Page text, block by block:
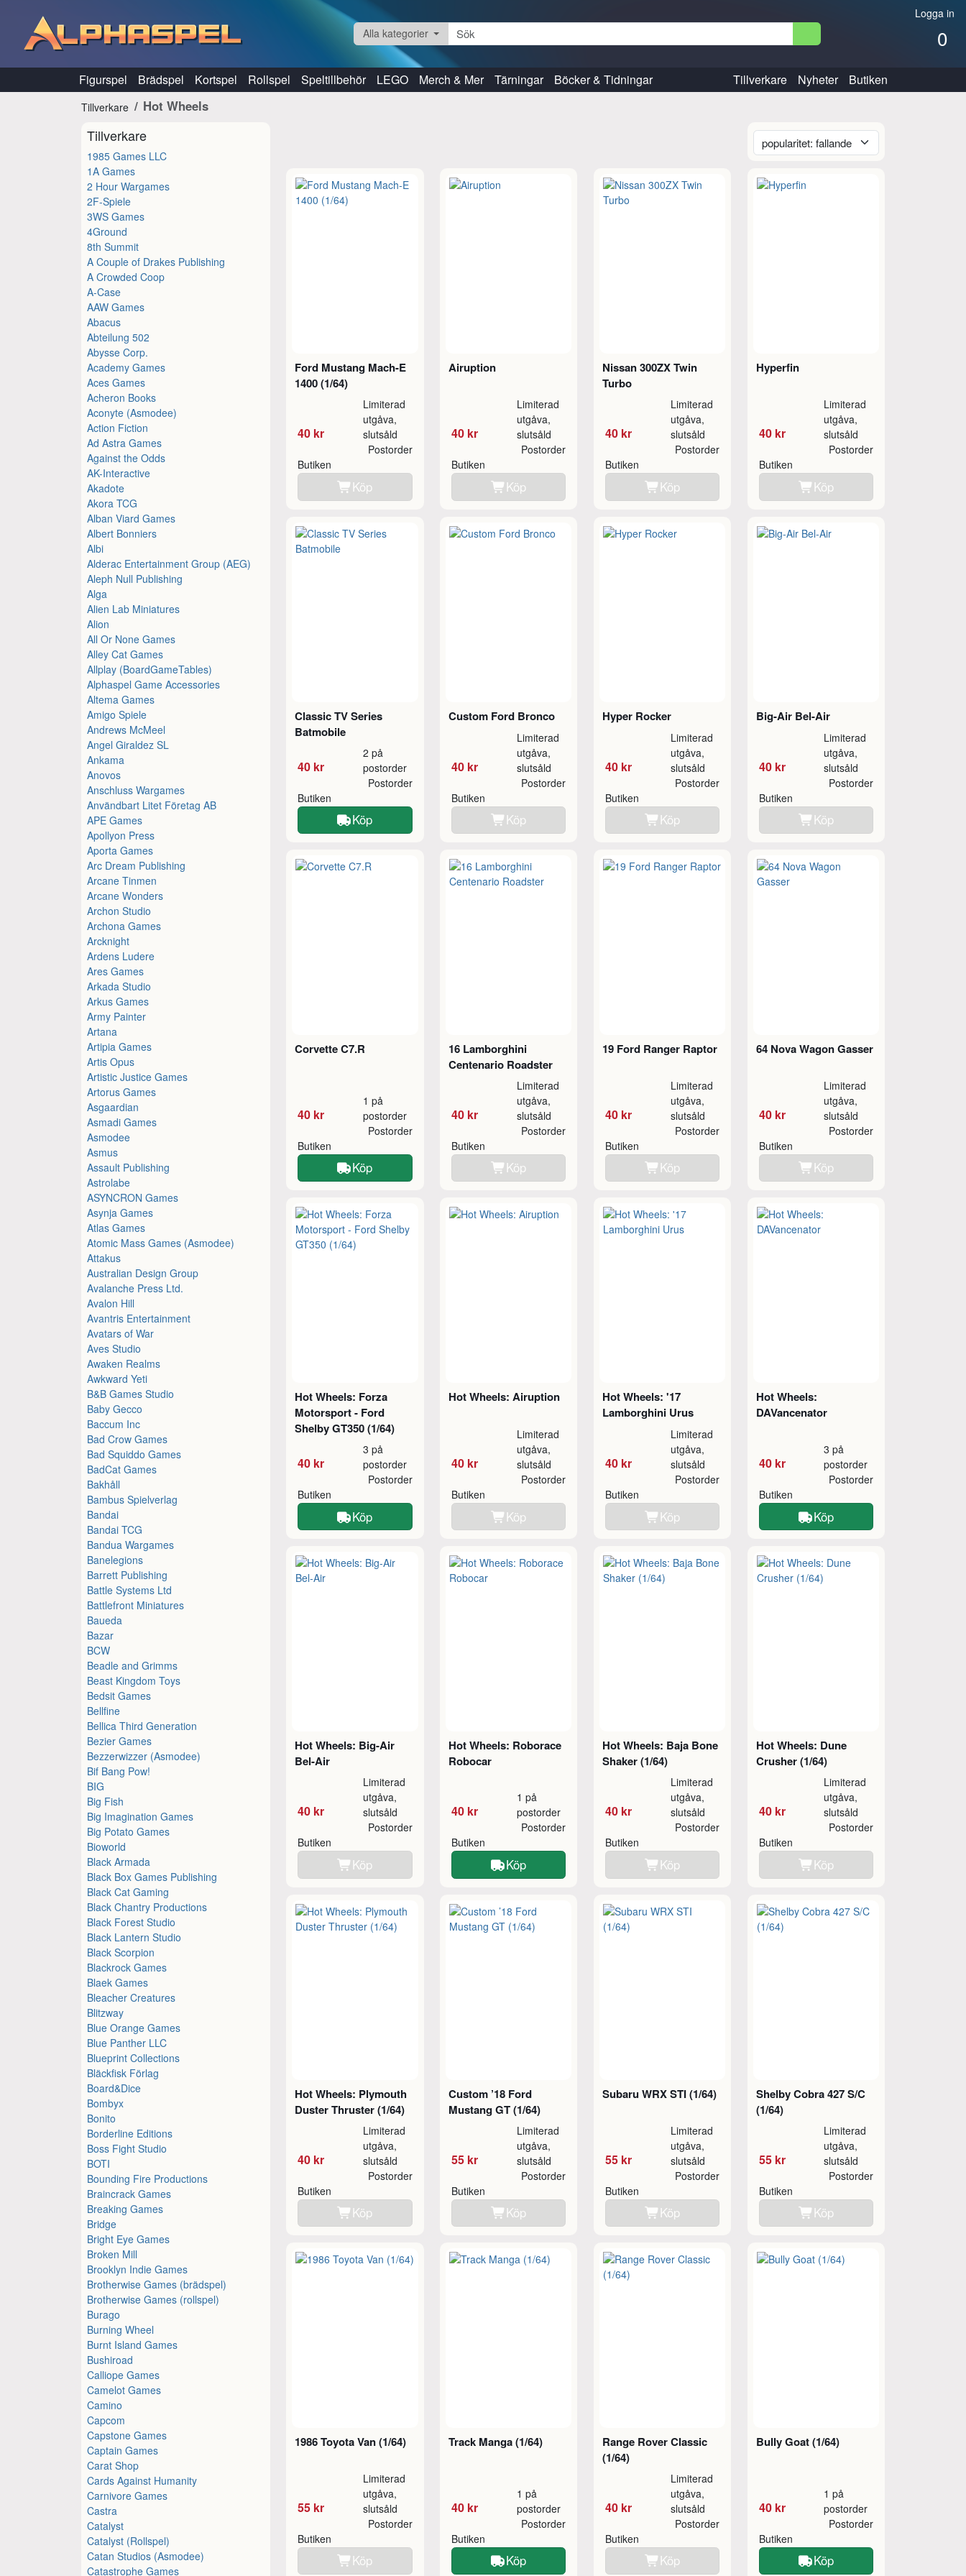
Logga in
0
Alla kategorier
Figurspel Brädspel Kortspel Rollspel Speltillbehör LEGO Merch & Mer Tärningar Böcker & Tidningar Tillverkare Nyheter Butiken
Tillverkare Hot Wheels
Tillverkare
1985 Games LLC
1A Games
2 Hour Wargames
2F-Spiele
3WS Games
4Ground
8th Summit
A Couple of Drakes Publishing
A Crowded Coop
A-Case
AAW Games
Abacus
Abteilung 502
Abysse Corp.
Academy Games
Aces Games
Acheron Books
Aconyte (Asmodee)
Action Fiction
Ad Astra Games
Against the Odds
AK-Interactive
Akadote
Akora TCG
Alban Viard Games
Albert Bonniers
Albi
Alderac Entertainment Group (AEG)
Aleph Null Publishing
Alga
Alien Lab Miniatures
Alion
All Or None Games
Alley Cat Games
Allplay (BoardGameTables)
Alphaspel Game Accessories
Altema Games
Amigo Spiele
Andrews McMeel
Angel Giraldez SL
Ankama
Anovos
Anschluss Wargames
Användbart Litet Företag AB
APE Games
Apollyon Press
Aporta Games
Arc Dream Publishing
Arcane Tinmen
Arcane Wonders
Archon Studio
Archona Games
Arcknight
Ardens Ludere
Ares Games
Arkada Studio
Arkus Games
Army Painter
Artana
Artipia Games
Artis Opus
Artistic Justice Games
Artorus Games
Asgaardian
Asmadi Games
Asmodee
Asmus
Assault Publishing
Astrolabe
ASYNCRON Games
Asynja Games
Atlas Games
Atomic Mass Games (Asmodee)
Attakus
Australian Design Group
Avalanche Press Ltd.
Avalon Hill
Avantris Entertainment
Avatars of War
Aves Studio
Awaken Realms
Awkward Yeti
B&B Games Studio
Baby Gecco
Baccum Inc
Bad Crow Games
Bad Squiddo Games
BadCat Games
Bakhåll
Bambus Spielverlag
Bandai
Bandai TCG
Bandua Wargames
Banelegions
Barrett Publishing
Battle Systems Ltd
Battlefront Miniatures
Baueda
Bazar
BCW
Beadle and Grimms
Beast Kingdom Toys
Bedsit Games
Bellfine
Bellica Third Generation
Bezier Games
Bezzerwizzer (Asmodee)
Bif Bang Pow!
BIG
Big Fish
Big Imagination Games
Big Potato Games
Bioworld
Black Armada
Black Box Games Publishing
Black Cat Gaming
Black Chantry Productions
Black Forest Studio
Black Lantern Studio
Black Scorpion
Blackrock Games
Blaek Games
Bleacher Creatures
Blitzway
Blue Orange Games
Blue Panther LLC
Blueprint Collections
Bläckfisk Förlag
Board&Dice
Bombyx
Bonito
Borderline Editions
Boss Fight Studio
BOTI
Bounding Fire Productions
Braincrack Games
Breaking Games
Bridge
Bright Eye Games
Broken Mill
Brooklyn Indie Games
Brotherwise Games (brädspel)
Brotherwise Games (rollspel)
Burago
Burning Wheel
Burnt Island Games
Bushiroad
Calliope Games
Camelot Games
Camino
Capcom
Capstone Games
Captain Games
Carat Shop
Cards Against Humanity
Carnivore Games
Castra
Catalyst
Catalyst (Rollspel)
Catan Studios (Asmodee)
Catastrophe Games
Ford Mustang Mach-E
1400 (1/64)
40 kr
Limiterad
utgåva,
slutsåld
Butiken
Postorder
Köp
Airuption
40 kr
Limiterad
utgåva,
slutsåld
Butiken
Postorder
Köp
Nissan 300ZX Twin
Turbo
40 kr
Limiterad
utgåva,
slutsåld
Butiken
Postorder
Köp
Hyperfin
40 kr
Limiterad
utgåva,
slutsåld
Butiken
Postorder
Köp
Classic TV Series
Batmobile
40 kr
2 på
postorder
Butiken
Postorder
Köp
Custom Ford Bronco
40 kr
Limiterad
utgåva,
slutsåld
Butiken
Postorder
Köp
Hyper Rocker
40 kr
Limiterad
utgåva,
slutsåld
Butiken
Postorder
Köp
Big-Air Bel-Air
40 kr
Limiterad
utgåva,
slutsåld
Butiken
Postorder
Köp
Corvette C7.R
40 kr
1 på
postorder
Butiken
Postorder
Köp
16 Lamborghini
Centenario Roadster
40 kr
Limiterad
utgåva,
slutsåld
Butiken
Postorder
Köp
19 Ford Ranger Raptor
40 kr
Limiterad
utgåva,
slutsåld
Butiken
Postorder
Köp
64 Nova Wagon Gasser
40 kr
Limiterad
utgåva,
slutsåld
Butiken
Postorder
Köp
Hot Wheels: Forza
Motorsport - Ford
Shelby GT350 (1/64)
40 kr
3 på
postorder
Butiken
Postorder
Köp
Hot Wheels: Airuption
40 kr
Limiterad
utgåva,
slutsåld
Butiken
Postorder
Köp
Hot Wheels: '17
Lamborghini Urus
40 kr
Limiterad
utgåva,
slutsåld
Butiken
Postorder
Köp
Hot Wheels:
DAVancenator
40 kr
3 på
postorder
Butiken
Postorder
Köp
Hot Wheels: Big-Air
Bel-Air
40 kr
Limiterad
utgåva,
slutsåld
Butiken
Postorder
Köp
Hot Wheels: Roborace
Robocar
40 kr
1 på
postorder
Butiken
Postorder
Köp
Hot Wheels: Baja Bone
Shaker (1/64)
40 kr
Limiterad
utgåva,
slutsåld
Butiken
Postorder
Köp
Hot Wheels: Dune
Crusher (1/64)
40 kr
Limiterad
utgåva,
slutsåld
Butiken
Postorder
Köp
Hot Wheels: Plymouth
Duster Thruster (1/64)
40 kr
Limiterad
utgåva,
slutsåld
Butiken
Postorder
Köp
Custom ’18 Ford
Mustang GT (1/64)
55 kr
Limiterad
utgåva,
slutsåld
Butiken
Postorder
Köp
Subaru WRX STI (1/64)
55 kr
Limiterad
utgåva,
slutsåld
Butiken
Postorder
Köp
Shelby Cobra 427 S/C
(1/64)
55 kr
Limiterad
utgåva,
slutsåld
Butiken
Postorder
Köp
1986 Toyota Van (1/64)
55 kr
Limiterad
utgåva,
slutsåld
Butiken
Postorder
Köp
Track Manga (1/64)
40 kr
1 på
postorder
Butiken
Postorder
Köp
Range Rover Classic
(1/64)
40 kr
Limiterad
utgåva,
slutsåld
Butiken
Postorder
Köp
Bully Goat (1/64)
40 kr
1 på
postorder
Butiken
Postorder
Köp